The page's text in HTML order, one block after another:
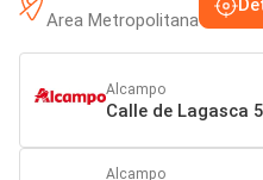
Area Metropolitana
Alcampo
Calle de Lagasca
Alcampo